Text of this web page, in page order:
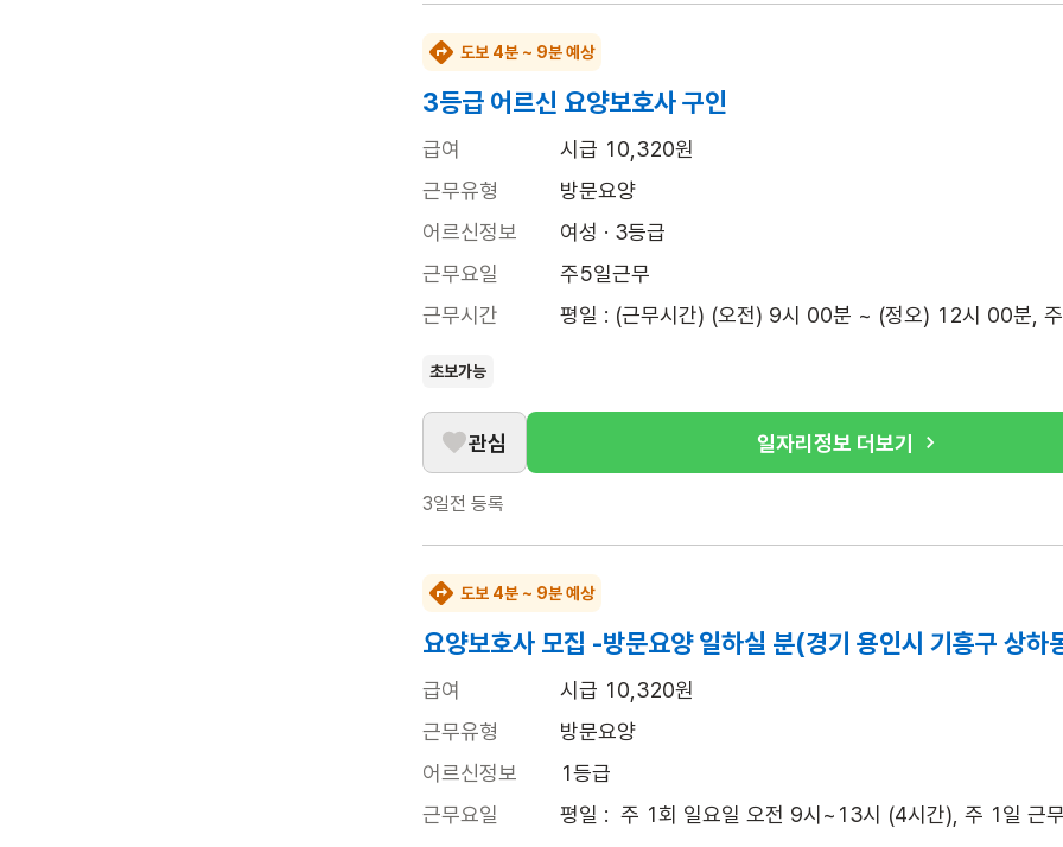
도보 4분 ~ 9분 예상
3등급 어르신 요양보호사 구인
급여
시급 10,320원
근무유형
방문요양
어르신정보
여성 · 3등급
근무요일
주5일근무
근무시간
평일 : (근무시간) (오전) 9시 00분 ~ (정오) 12시 00분,
초보가능
관심 일자리정보 더보기
3일전 등록
도보 4분 ~ 9분 예상
요양보호사 모집 -방문요양 일하실 분(경기 용인시 기흥구 상하
급여
시급 10,320원
근무유형
방문요양
어르신정보
1등급
근무요일
평일 :  주 1회 일요일 오전 9시~13시 (4시간), 주 1일 근